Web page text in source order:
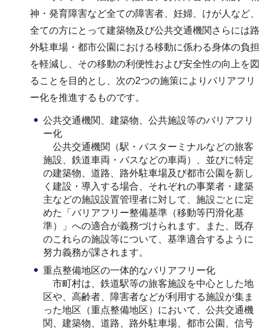
神・発育障害など全ての障害者、妊婦、けが人など、
全ての方にとって建築物及び公共交通機関さらには路
外駐車場・都市公園における移動に係わる身体の負担
を軽減し、その移動の利便性および安全性の向上を図
ることを目的とし、次の2つの施策によりバリアフリ
ー化を推進するものです。
公共交通機関、建築物、公共施設等のバリアフリ
ー化
公共交通機関（駅・バスターミナルなどの旅客
施設、鉄道車両・バスなどの車両）、並びに特定
の建築物、道路、路外駐車場及び都市公園を新し
く建設・導入する場合、それぞれの事業者・建築
主などの施設設置管理者に対して、施設ごとに定
めた「バリアフリー整備基準（移動等円滑化基
準）」への適合が義務づけられます。また、既存
のこれらの施設等について、基準適合するように
努力義務が課されます。
重点整備地区の一体的なバリアフリー化
市町村は、鉄道駅等の旅客施設を中心とした地
区や、高齢者、障害者などが利用する施設が集ま
った地区（重点整備地区）において、公共交通機
関、建築物、道路、路外駐車場、都市公園、信号